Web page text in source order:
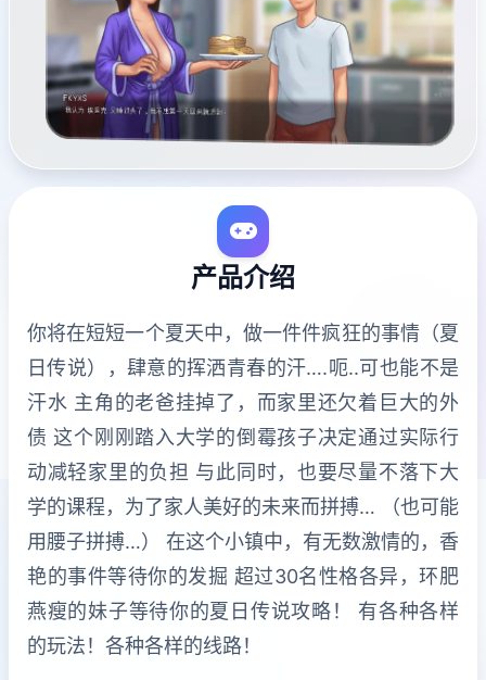
产品介绍
你将在短短一个夏天中，做一件件疯狂的事情（夏
日传说），肆意的挥洒青春的汗….呃..可也能不是
汗水 主角的老爸挂掉了，而家里还欠着巨大的外
债 这个刚刚踏入大学的倒霉孩子决定通过实际行
动减轻家里的负担 与此同时，也要尽量不落下大
学的课程，为了家人美好的未来而拼搏… （也可能
用腰子拼搏…） 在这个小镇中，有无数激情的，香
艳的事件等待你的发掘 超过30名性格各异，环肥
燕瘦的妹子等待你的夏日传说攻略！ 有各种各样
的玩法！各种各样的线路！